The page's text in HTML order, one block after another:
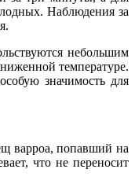
Наблюдения за
небольшим
температуре.
значимость для
варроа, попавший на
что не переносит